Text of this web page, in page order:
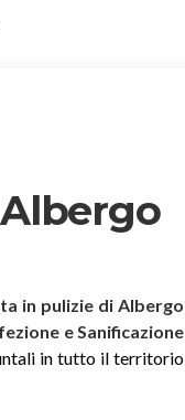
in pulizie di Albergo
e Sanificazione
in tutto il territorio